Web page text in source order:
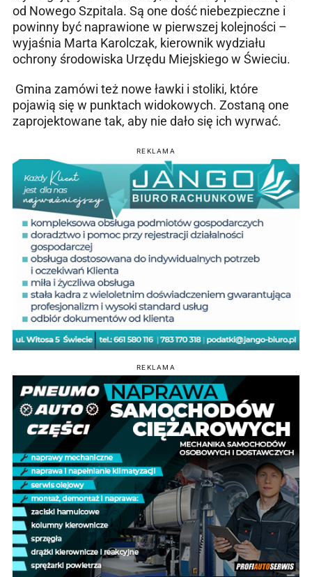
od Nowego Szpitala. Są one dość niebezpieczne i
powinny być naprawione w pierwszej kolejności –
wyjaśnia Marta Karolczak, kierownik wydziału
ochrony środowiska Urzędu Miejskiego w Świeciu.
Gmina zamówi też nowe ławki i stoliki, które
pojawią się w punktach widokowych. Zostaną one
zaprojektowane tak, aby nie dało się ich wyrwać.
REKLAMA
REKLAMA